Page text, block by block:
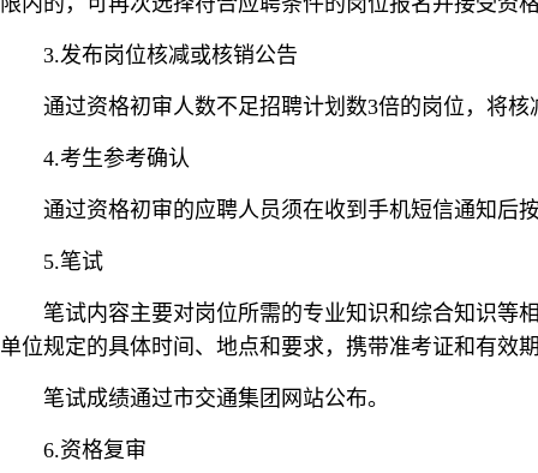
3.发布岗位核减或核销公告
通过资格初审人数不足招聘计划数3倍的岗位，将
4.考生参考确认
通过资格初审的应聘人员须在收到手机短信通知后
5.笔试
笔试内容主要对岗位所需的专业知识和综合知识等
单位规定的具体时间、地点和要求，携带准考证和有效
笔试成绩通过市交通集团网站公布。
6.资格复审